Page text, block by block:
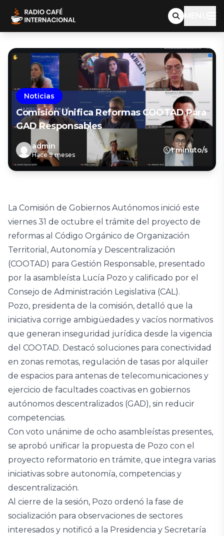
MENU
Noticias
Comisión Unifica Reformas COOTAD Para
GAD Responsables
admin
Hace 9 meses
1 minuto/s
La Comisión de Gobiernos Autónomos inició este
viernes 31 de octubre el trámite del proyecto de
reformas al Código Orgánico de Organización
Territorial, Autonomía y Descentralización
(COOTAD) para Gestión Responsable, presentado
por la asambleísta Lucía Pozo y calificado por el
Consejo de Administración Legislativa (CAL).
Pozo, presidenta de la comisión, detalló que la
iniciativa corrige ambigüedades y vacíos normativos
que generan inseguridad jurídica desde la vigencia
del COOTAD. Destacó soluciones para conectividad
en zonas remotas, regulación de tasas por alquiler
de espacios para antenas de telecomunicaciones y
ejercicio de facultades coactivas en gobiernos
autónomos descentralizados (GAD), sin reducir
competencias.
Con voto unánime de ocho asambleístas presentes,
se aprobó unificar la propuesta de Pozo con el
proyecto reformatorio en trámite, que integra varias
iniciativas sobre autonomía, competencias y
descentralización.
Al cierre de la sesión, Pozo ordenó la fase de
socialización para observaciones de sectores
interesados y notificó a la Presidencia y Secretaría